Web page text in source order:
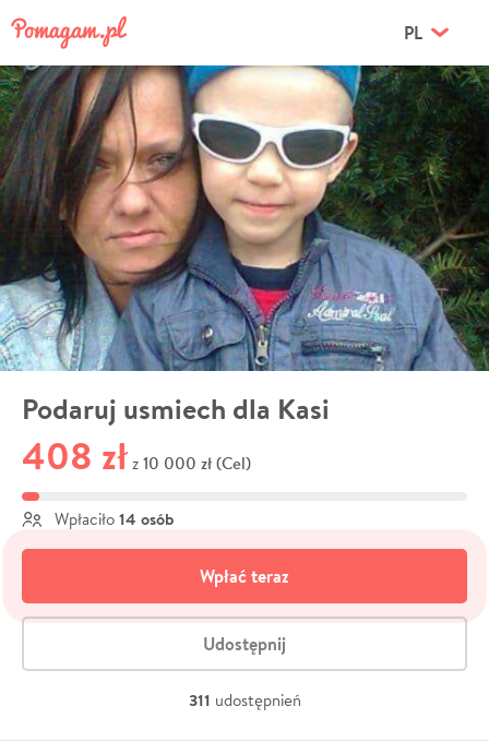
PL
Podaruj usmiech dla Kasi
408 zł z 10 000 zł (Cel)
Wpłaciło 14 osób
Wpłać teraz
Udostępnij
311 udostępnień